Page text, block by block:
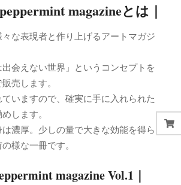
magazineとは｜
な表現者と作り上げるアートマガジ
出会えない世界」というコンセプトを
売します。
いますので、確実に手に入れられた
します。
濃厚。少しの量で大きな効能を得ら
様な一冊です。
magazine Vol.1｜